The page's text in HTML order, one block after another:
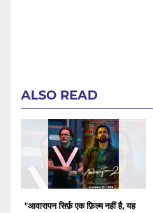
ALSO READ
"आवारापन सिर्फ़ एक फ़िल्म नहीं है, यह